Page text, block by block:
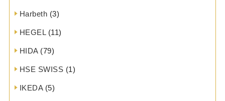
Harbeth (3)
HEGEL(11)
HIDA(79)
HSE SWISS (1)
IKEDA(5)